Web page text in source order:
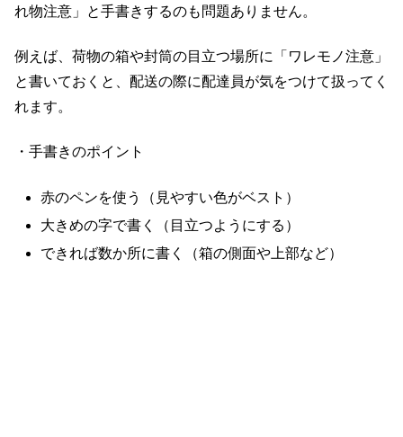
れ物注意」と手書きするのも問題ありません。
例えば、荷物の箱や封筒の目立つ場所に「ワレモノ注意」
と書いておくと、配送の際に配達員が気をつけて扱ってく
れます。
・手書きのポイント
赤のペンを使う（見やすい色がベスト）
大きめの字で書く（目立つようにする）
できれば数か所に書く（箱の側面や上部など）